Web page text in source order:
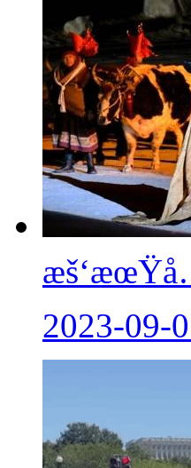
2023-09-